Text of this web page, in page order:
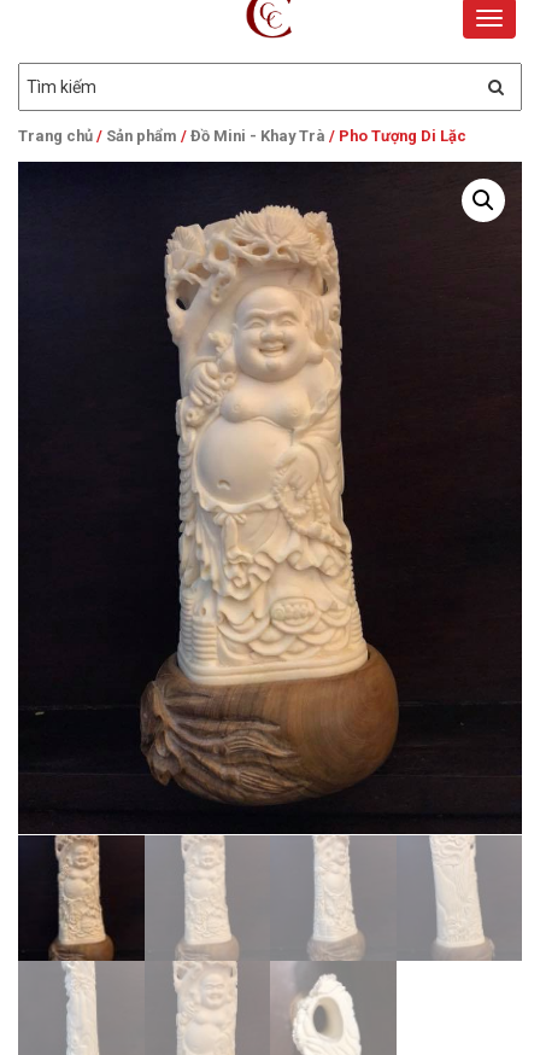
Toggle
Trang chủ / Sản phẩm / Đồ Mini - Khay Trà / Pho Tượng Di Lặc